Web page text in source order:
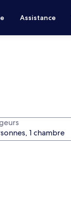
Assistance